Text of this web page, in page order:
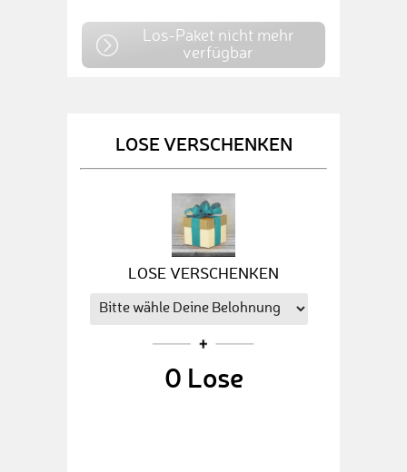
Los-Paket nicht mehr
verfügbar
LOSE VERSCHENKEN
LOSE VERSCHENKEN
0 Lose